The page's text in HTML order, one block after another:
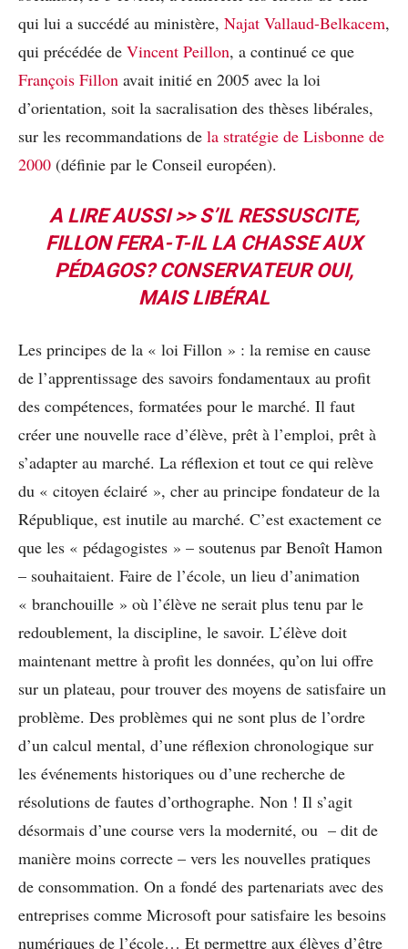
qui lui a succédé au ministère, Najat Vallaud-Belkacem,
qui précédée de Vincent Peillon, a continué ce que
François Fillon avait initié en 2005 avec la loi
d’orientation, soit la sacralisation des thèses libérales,
sur les recommandations de la stratégie de Lisbonne de
2000 (définie par le Conseil européen).
A LIRE AUSSI >>S’IL RESSUSCITE,
FILLON FERA-T-IL LA CHASSE AUX
PÉDAGOS? CONSERVATEUR OUI,
MAIS LIBÉRAL
Les principes de la « loi Fillon » : la remise en cause
de l’apprentissage des savoirs fondamentaux au profit
des compétences, formatées pour le marché. Il faut
créer une nouvelle race d’élève, prêt à l’emploi, prêt à
s’adapter au marché. La réflexion et tout ce qui relève
du « citoyen éclairé », cher au principe fondateur de la
République, est inutile au marché. C’est exactement ce
que les « pédagogistes » – soutenus par Benoît Hamon
– souhaitaient. Faire de l’école, un lieu d’animation
« branchouille » où l’élève ne serait plus tenu par le
redoublement, la discipline, le savoir. L’élève doit
maintenant mettre à profit les données, qu’on lui offre
sur un plateau, pour trouver des moyens de satisfaire un
problème. Des problèmes qui ne sont plus de l’ordre
d’un calcul mental, d’une réflexion chronologique sur
les événements historiques ou d’une recherche de
résolutions de fautes d’orthographe. Non ! Il s’agit
désormais d’une course vers la modernité, ou – dit de
manière moins correcte – vers les nouvelles pratiques
de consommation. On a fondé des partenariats avec des
entreprises comme Microsoft pour satisfaire les besoins
numériques de l’école… Et permettre aux élèves d’être